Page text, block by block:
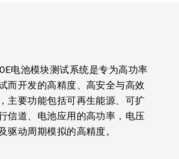
电池模块测试系统是专为高功率
而开发的高精度、高安全与高效
主要功能包括可再生能源、可扩
信道、电池应用的高功率，电压
驱动周期模拟的高精度。